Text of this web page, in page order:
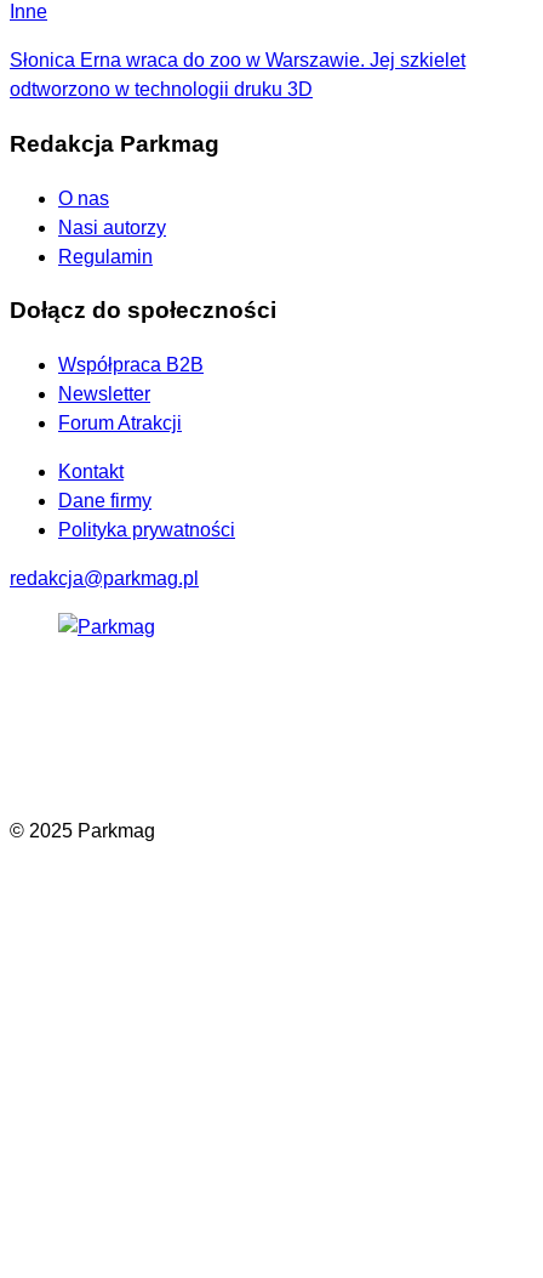
Inne
Słonica Erna wraca do zoo w Warszawie. Jej szkielet
odtworzono w technologii druku 3D
Redakcja Parkmag
O nas
Nasi autorzy
Regulamin
Dołącz do społeczności
Współpraca B2B
Newsletter
Forum Atrakcji
Kontakt
Dane firmy
Polityka prywatności
redakcja@parkmag.pl
© 2025 Parkmag